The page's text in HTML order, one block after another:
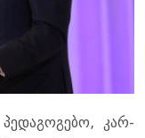
კარ­